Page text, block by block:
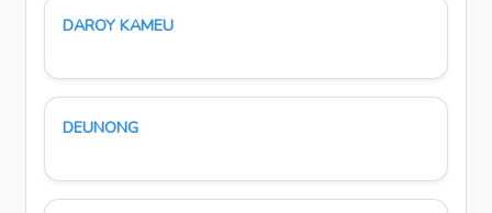
DAROY KAMEU
DEUNONG